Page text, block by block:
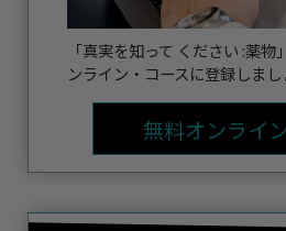
「真実を知って ください :薬
ンライン・コースに登録しまし
無料オンライ